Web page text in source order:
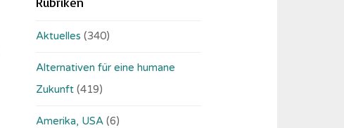
Aktuelles (340)
Alternativen für eine humane
Zukunft (419)
Amerika, USA (6)